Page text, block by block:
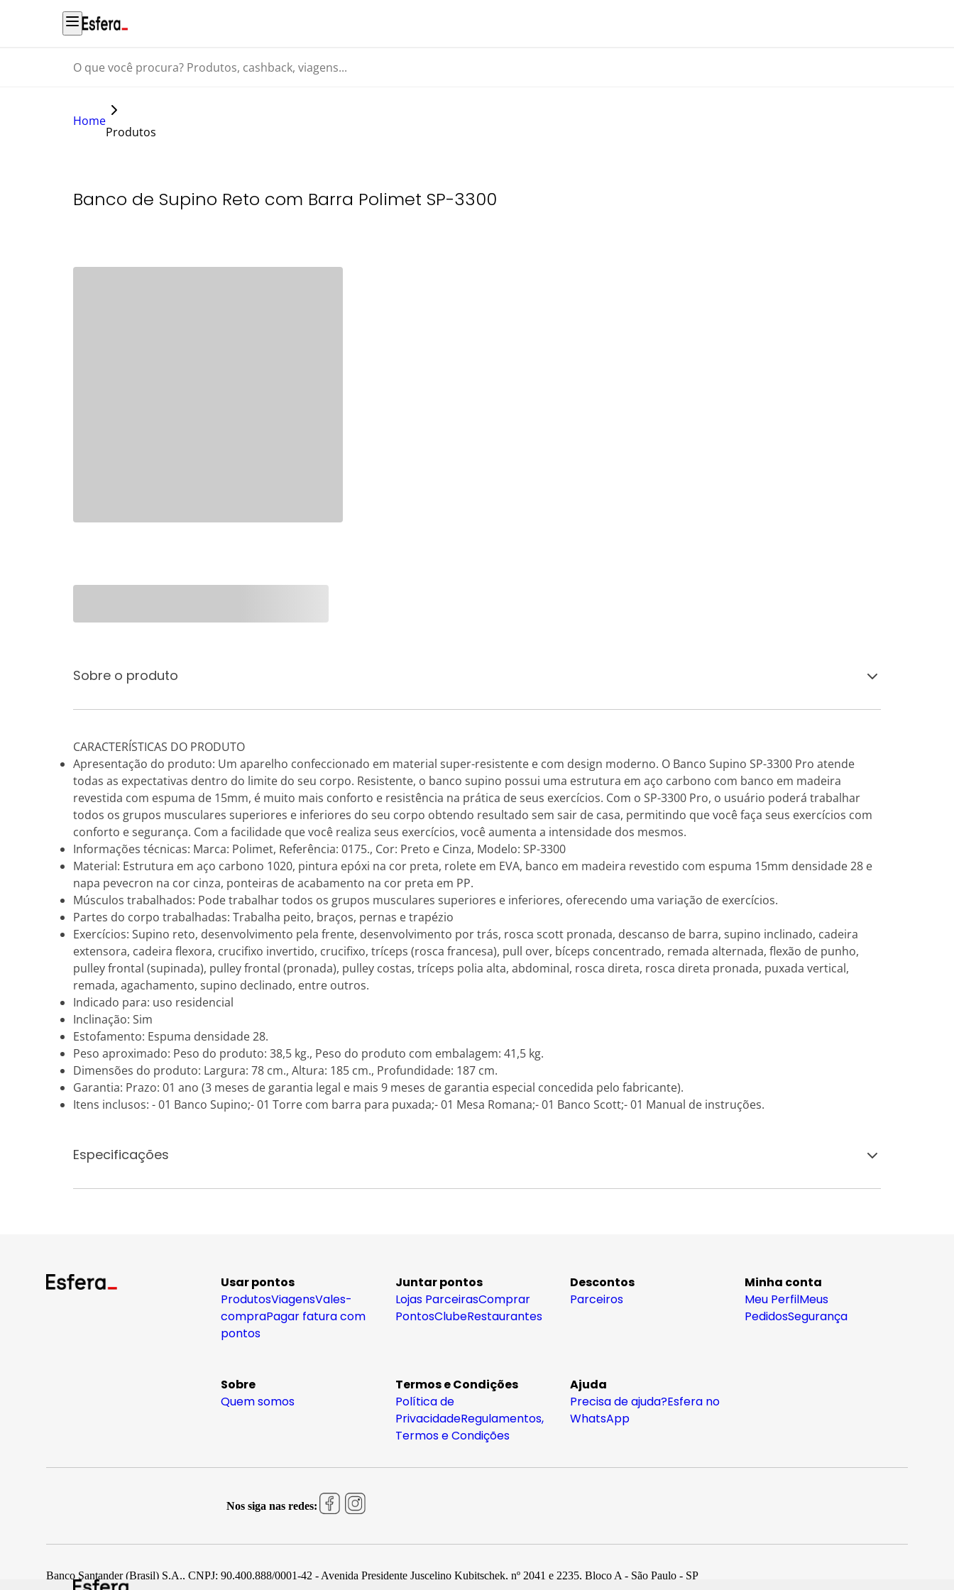
O que você procura? Produtos, cashback, viagens...
Home
Produtos
Banco de Supino Reto com Barra Polimet SP-3300
Sobre o produto
CARACTERÍSTICAS DO PRODUTO
Apresentação do produto: Um aparelho confeccionado em material super-resistente e com design moderno. O Banco Supino SP-3300 Pro atende
todas as expectativas dentro do limite do seu corpo. Resistente, o banco supino possui uma estrutura em aço carbono com banco em madeira
revestida com espuma de 15mm, é muito mais conforto e resistência na prática de seus exercícios. Com o SP-3300 Pro, o usuário poderá trabalhar
todos os grupos musculares superiores e inferiores do seu corpo obtendo resultado sem sair de casa, permitindo que você faça seus exercícios com
conforto e segurança. Com a facilidade que você realiza seus exercícios, você aumenta a intensidade dos mesmos.
Informações técnicas: Marca: Polimet, Referência: 0175., Cor: Preto e Cinza, Modelo: SP-3300
Material: Estrutura em aço carbono 1020, pintura epóxi na cor preta, rolete em EVA, banco em madeira revestido com espuma 15mm densidade 28 e
napa pevecron na cor cinza, ponteiras de acabamento na cor preta em PP.
Músculos trabalhados: Pode trabalhar todos os grupos musculares superiores e inferiores, oferecendo uma variação de exercícios.
Partes do corpo trabalhadas: Trabalha peito, braços, pernas e trapézio
Exercícios: Supino reto, desenvolvimento pela frente, desenvolvimento por trás, rosca scott pronada, descanso de barra, supino inclinado, cadeira
extensora, cadeira flexora, crucifixo invertido, crucifixo, tríceps (rosca francesa), pull over, bíceps concentrado, remada alternada, flexão de punho,
pulley frontal (supinada), pulley frontal (pronada), pulley costas, tríceps polia alta, abdominal, rosca direta, rosca direta pronada, puxada vertical,
remada, agachamento, supino declinado, entre outros.
Indicado para: uso residencial
Inclinação: Sim
Estofamento: Espuma densidade 28.
Peso aproximado: Peso do produto: 38,5 kg., Peso do produto com embalagem: 41,5 kg.
Dimensões do produto: Largura: 78 cm., Altura: 185 cm., Profundidade: 187 cm.
Garantia: Prazo: 01 ano (3 meses de garantia legal e mais 9 meses de garantia especial concedida pelo fabricante).
Itens inclusos: - 01 Banco Supino;- 01 Torre com barra para puxada;- 01 Mesa Romana;- 01 Banco Scott;- 01 Manual de instruções.
Especificações
Usar pontos
ProdutosViagensVales-
compraPagar fatura com
pontos
Juntar pontos
Lojas ParceirasComprar
PontosClubeRestaurantes
Descontos
Parceiros
Minha conta
Meu PerfilMeus
PedidosSegurança
Sobre
Quem somos
Termos e Condições
Política de
PrivacidadeRegulamentos,
Termos e Condições
Ajuda
Precisa de ajuda?Esfera no
WhatsApp
Nos siga nas redes:
Banco Santander (Brasil) S.A., CNPJ: 90.400.888/0001-42 - Avenida Presidente Juscelino Kubitschek, nº 2041 e 2235, Bloco A - São Paulo - SP